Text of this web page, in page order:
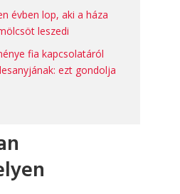
évben lop, aki a háza
leszedi
fia kapcsolatáról
ezt gondolja